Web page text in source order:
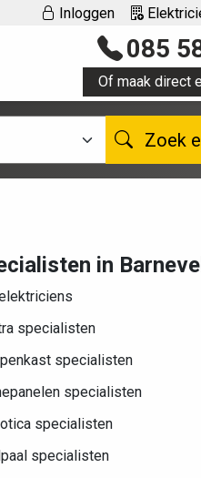
Inloggen
085
Of maak direct
in
specialisten
specialisten
specialisten
specialisten
specialisten